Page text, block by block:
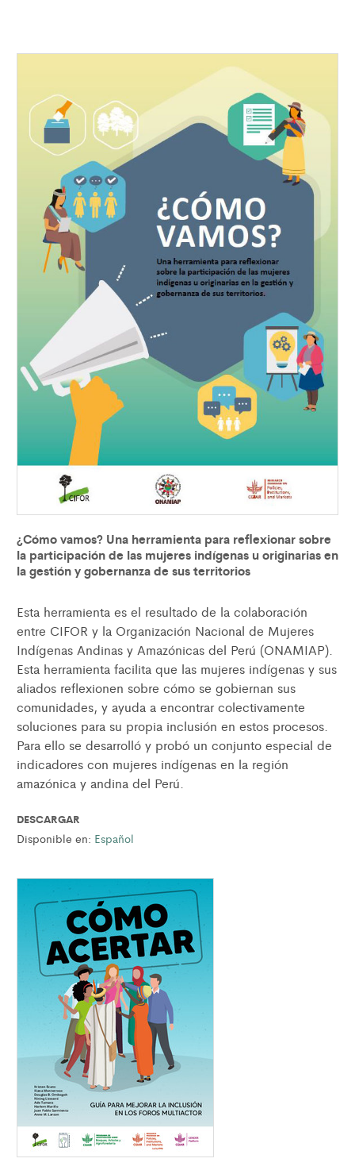
¿Cómo vamos? Una herramienta para reflexionar sobre
la participación de las mujeres indígenas u originarias en
la gestión y gobernanza de sus territorios
Esta herramienta es el resultado de la colaboración
entre CIFOR y la Organización Nacional de Mujeres
Indígenas Andinas y Amazónicas del Perú (ONAMIAP).
Esta herramienta facilita que las mujeres indígenas y sus
aliados reflexionen sobre cómo se gobiernan sus
comunidades, y ayuda a encontrar colectivamente
soluciones para su propia inclusión en estos procesos.
Para ello se desarrolló y probó un conjunto especial de
indicadores con mujeres indígenas en la región
amazónica y andina del Perú.
DESCARGAR
Disponible en: Español